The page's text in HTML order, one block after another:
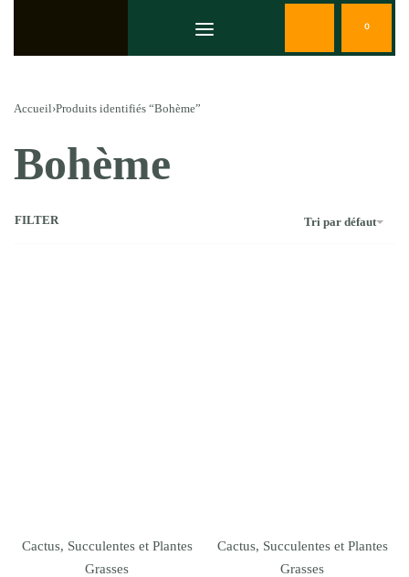
0
Accueil›Produits identifiés “Bohème”
Bohème
Tri par défaut
FILTER
Cactus, Succulentes et Plantes
Grasses
Cactus, Succulentes et Plantes
Grasses